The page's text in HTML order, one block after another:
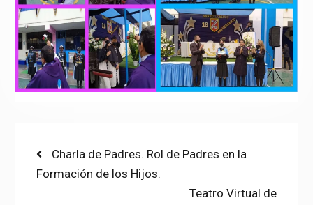
Post
navigation
Previous
post:
Charla de Padres. Rol de Padres en la
Formación de los Hijos.
Next
Teatro Virtual de